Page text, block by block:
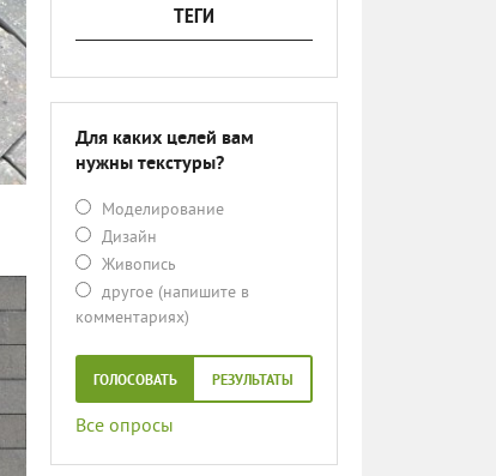
ТЕГИ
Для каких целей вам
нужны текстуры?
Моделирование
Дизайн
Живопись
другое (напишите в
комментариях)
ГОЛОСОВАТЬ РЕЗУЛЬТАТЫ
Все опросы